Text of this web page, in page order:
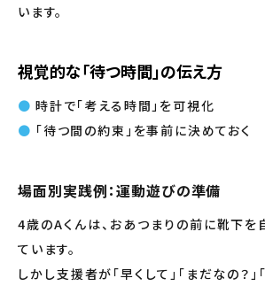
います。
視覚的な「待つ時間」の伝え方
時計で「考える時間」を可視化
「待つ間の約束」を事前に決めておく
場面別実践例：運動遊びの準備
4歳のAくんは、おあつまりの前に靴下を
ています。
しかし支援者が「早くして」「まだなの？」